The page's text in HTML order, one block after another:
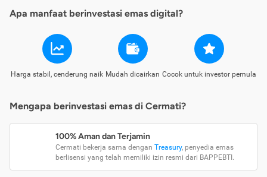
Apa manfaat berinvestasi emas digital?
Harga stabil, cenderung naik Mudah dicairkan Cocok untuk investor pemula
Mengapa berinvestasi emas di Cermati?
100% Aman dan Terjamin
Cermati bekerja sama dengan Treasury, penyedia emas
berlisensi yang telah memiliki izin resmi dari BAPPEBTI.